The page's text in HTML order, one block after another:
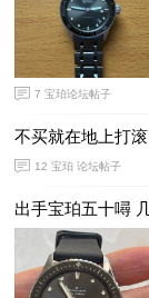
7 宝珀论坛帖子
不买就在地上打滚
12 宝珀 论坛帖子
出手宝珀五十噚